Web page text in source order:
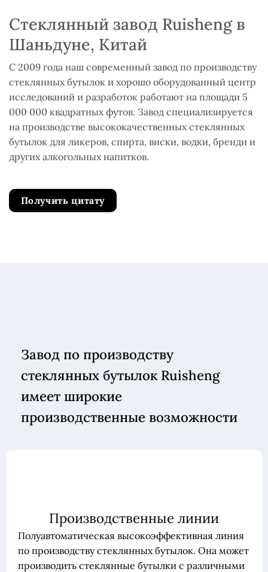
Стеклянный завод Ruisheng в
Шаньдуне, Китай
С 2009 года наш современный завод по производству
стеклянных бутылок и хорошо оборудованный центр
исследований и разработок работают на площади 5
000 000 квадратных футов. Завод специализируется
на производстве высококачественных стеклянных
бутылок для ликеров, спирта, виски, водки, бренди и
других алкогольных напитков.
Получить цитату
Завод по производству
стеклянных бутылок Ruisheng
имеет широкие
производственные возможности
Производственные линии
Полуавтоматическая высокоэффективная линия
по производству стеклянных бутылок. Она может
производить стеклянные бутылки с различными